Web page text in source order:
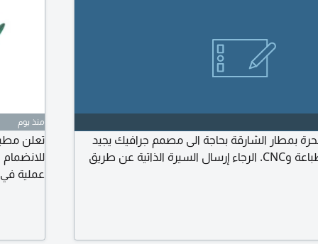
بمطار الشارقة بحاجة الى مصمم جرافيك يجيد
العمل على مكائن الطباعة وCNC. الرجاء إرسال السيرة الذاتية عن طريق
منذ يوم
تعلن
للانضمام